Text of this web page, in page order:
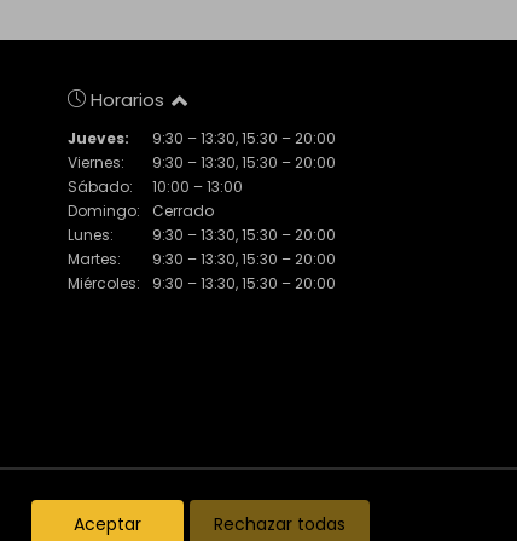
Aceptar Rechazar todas
Horarios
Jueves:
9:30 – 13:30, 15:30 – 20:00
Viernes:
9:30 – 13:30, 15:30 – 20:00
Sábado:
10:00 – 13:00
Domingo:
Cerrado
Lunes:
9:30 – 13:30, 15:30 – 20:00
Martes:
9:30 – 13:30, 15:30 – 20:00
Miércoles:
9:30 – 13:30, 15:30 – 20:00
Inmuebles destacados Noticias